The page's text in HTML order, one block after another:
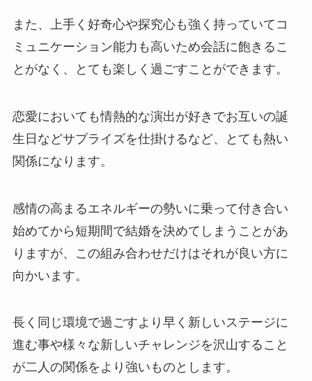
また、上手く好奇心や探究心も強く持っていてコ
ミュニケーション能力も高いため会話に飽きるこ
とがなく、とても楽しく過ごすことができます。
恋愛においても情熱的な演出が好きでお互いの誕
生日などサプライズを仕掛けるなど、とても熱い
関係になります。
感情の高まるエネルギーの勢いに乗って付き合い
始めてから短期間で結婚を決めてしまうことがあ
りますが、この組み合わせだけはそれが良い方に
向かいます。
長く同じ環境で過ごすより早く新しいステージに
進む事や様々な新しいチャレンジを沢山すること
が二人の関係をより強いものとします。